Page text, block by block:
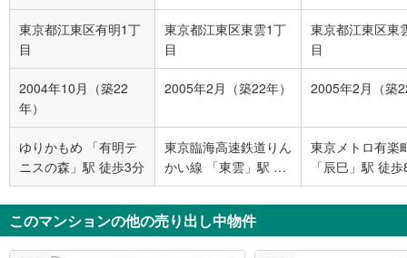
東京都江東区有明1丁
目
東京都江東区東雲1丁
目
東京都江東区東
目
2004年10月（築22
年）
2005年2月（築22年） 2005年2月（築
ゆりかもめ 「有明テ
ニスの森」駅 徒歩3分
東京臨海高速鉄道りん
かい線 「東雲」駅 徒
歩8分
東京メトロ有楽
「辰巳」駅 徒
このマンションの他の売り出し中物件